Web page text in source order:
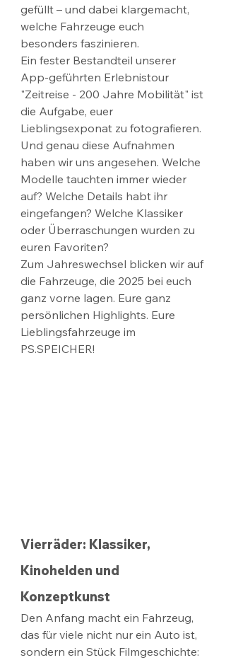
gefüllt – und dabei klargemacht,
welche Fahrzeuge euch
besonders faszinieren.
Ein fester Bestandteil unserer
App-geführten Erlebnistour
"Zeitreise - 200 Jahre Mobilität" ist
die Aufgabe, euer
Lieblingsexponat zu fotografieren.
Und genau diese Aufnahmen
haben wir uns angesehen. Welche
Modelle tauchten immer wieder
auf? Welche Details habt ihr
eingefangen? Welche Klassiker
oder Überraschungen wurden zu
euren Favoriten?
Zum Jahreswechsel blicken wir auf
die Fahrzeuge, die 2025 bei euch
ganz vorne lagen. Eure ganz
persönlichen Highlights. Eure
Lieblingsfahrzeuge im
PS.SPEICHER!
Vierräder: Klassiker,
Kinohelden und
Konzeptkunst
Den Anfang macht ein Fahrzeug,
das für viele nicht nur ein Auto ist,
sondern ein Stück Filmgeschichte: